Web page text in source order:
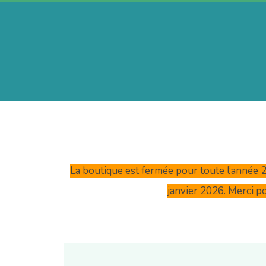
A
e
La boutique est fermée pour toute l’année
janvier 2026. Merci